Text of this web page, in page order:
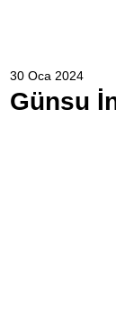
Günsu
30 Oca 2024